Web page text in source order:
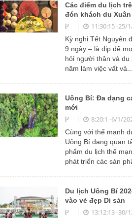
Các điểm du lịch
đón khách du Xuân
11:30:15 -25/
Kỳ nghỉ Tết Nguyên
9 ngày – là dịp để
hỏi người thân và
năm làm việc vất vả....
Uông Bí: Đa dạng
mới
8:20:1 -6/1/
Cùng với thế mạnh
Uông Bí đang quan
phẩm du lịch thế
phát triển các sản
Du lịch Uông Bí
vào vẻ đẹp Di sản
13:12:13 -30/